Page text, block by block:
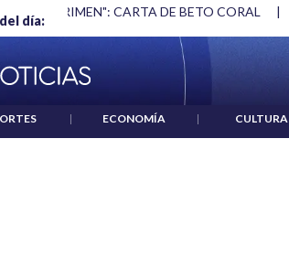
día:
ES UN CRIMEN": CARTA DE BETO CORAL |
| ECONOMÍA | CULTURA